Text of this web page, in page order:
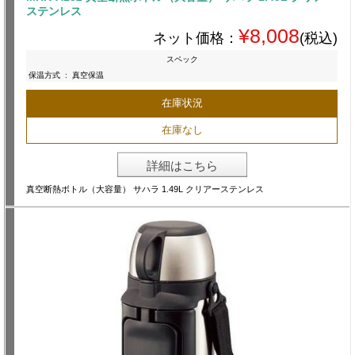
ステンレス
ネット価格： ¥8,008(税込)
スペック
保温方式 : 真空保温
在庫状況
在庫なし
詳細はこちら
真空断熱ボトル（大容量） サハラ 1.49L クリアーステンレス